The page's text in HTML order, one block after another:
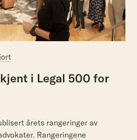
i Legal 500 for
årets rangeringer av
Rangeringene